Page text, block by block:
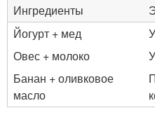
Ингредиенты
Йогурт + мед
Овес + молоко
Банан + оливковое
масло